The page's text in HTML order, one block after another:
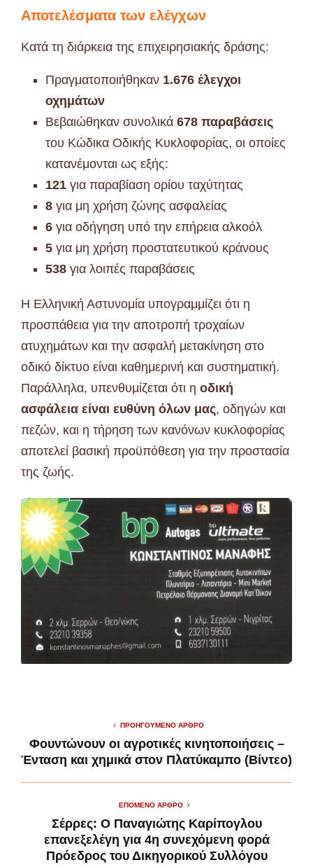
Αποτελέσματα των ελέγχων
Κατά τη διάρκεια της επιχειρησιακής δράσης:
Πραγματοποιήθηκαν 1.676 έλεγχοι
οχημάτων
Βεβαιώθηκαν συνολικά 678 παραβάσεις
του Κώδικα Οδικής Κυκλοφορίας, οι οποίες
κατανέμονται ως εξής:
121 για παραβίαση ορίου ταχύτητας
8 για μη χρήση ζώνης ασφαλείας
6 για οδήγηση υπό την επήρεια αλκοόλ
5 για μη χρήση προστατευτικού κράνους
538 για λοιπές παραβάσεις
Η Ελληνική Αστυνομία υπογραμμίζει ότι η
προσπάθεια για την αποτροπή τροχαίων
ατυχημάτων και την ασφαλή μετακίνηση στο
οδικό δίκτυο είναι καθημερινή και συστηματική.
Παράλληλα, υπενθυμίζεται ότι η οδική
ασφάλεια είναι ευθύνη όλων μας, οδηγών και
πεζών, και η τήρηση των κανόνων κυκλοφορίας
αποτελεί βασική προϋπόθεση για την προστασία
της ζωής.
ΠΡΟΗΓΟΎΜΕΝΟ ΆΡΘΡΟ
Φουντώνουν οι αγροτικές κινητοποιήσεις –
Ένταση και χημικά στον Πλατύκαμπο (Βίντεο)
ΕΠΌΜΕΝΟ ΆΡΘΡΟ
Σέρρες: Ο Παναγιώτης Καρίπογλου
επανεξελέγη για 4η συνεχόμενη φορά
Πρόεδρος του Δικηγορικού Συλλόγου